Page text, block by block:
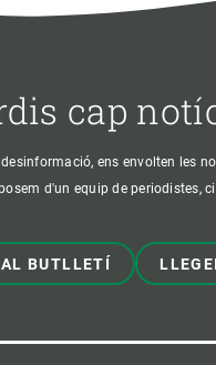
cap
ens envolten les
d'un equip de periodistes,
BUTLLETÍ